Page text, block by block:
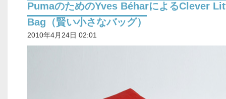
PumaのためのYves BéharによるClever
Bag（賢い小さなバッグ）
2010年4月24日 02:01